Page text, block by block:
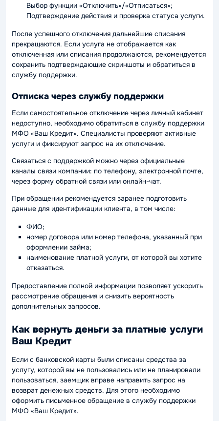
Выбор функции «Отключить»/«Отписаться»;
Подтверждение действия и проверка статуса услуги.
После успешного отключения дальнейшие списания
прекращаются. Если услуга не отображается как
отключенная или списания продолжаются, рекомендуется
сохранить подтверждающие скриншоты и обратиться в
службу поддержки.
Отписка через службу поддержки
Если самостоятельное отключение через личный кабинет
недоступно, необходимо обратиться в службу поддержки
МФО «Ваш Кредит». Специалисты проверяют активные
услуги и фиксируют запрос на их отключение.
Связаться с поддержкой можно через официальные
каналы связи компании: по телефону, электронной почте,
через форму обратной связи или онлайн-чат.
При обращении рекомендуется заранее подготовить
данные для идентификации клиента, в том числе:
ФИО;
номер договора или номер телефона, указанный при
оформлении займа;
наименование платной услуги, от которой вы хотите
отказаться.
Предоставление полной информации позволяет ускорить
рассмотрение обращения и снизить вероятность
дополнительных запросов.
Как вернуть деньги за платные услуги
Ваш Кредит
Если с банковской карты были списаны средства за
услугу, которой вы не пользовались или не планировали
пользоваться, заемщик вправе направить запрос на
возврат денежных средств. Для этого необходимо
оформить письменное обращение в службу поддержки
МФО «Ваш Кредит».